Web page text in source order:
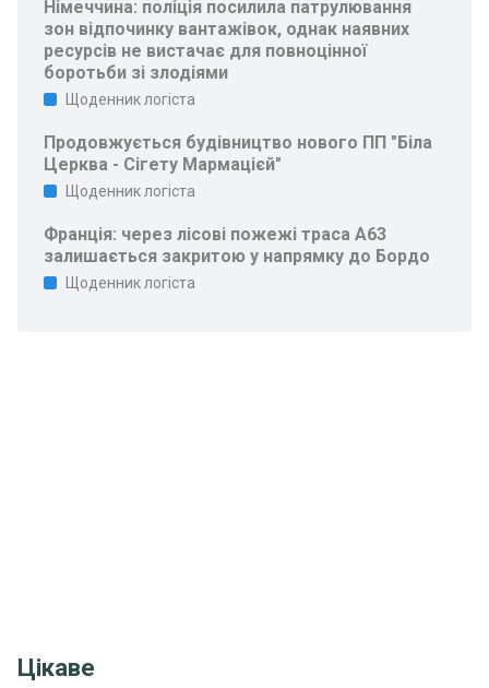
Німеччина: поліція посилила патрулювання
зон відпочинку вантажівок, однак наявних
ресурсів не вистачає для повноцінної
боротьби зі злодіями
Щоденник логіста
Продовжується будівництво нового ПП "Біла
Церква - Сігету Мармацієй"
Щоденник логіста
Франція: через лісові пожежі траса A63
залишається закритою у напрямку до Бордо
Щоденник логіста
Цікаве